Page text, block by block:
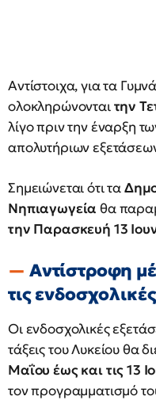
Αντίστοιχα, για τα
ολοκληρώνονταιτην
λίγο πριν την έναρξη
απολυτήριων
Σημειώνεται ότι τα
Νηπιαγωγεία θα
την Παρασκευή 13
Αντίστροφη
τις
Οι ενδοσχολικές
τάξεις του Λυκείου θα
Μαΐου έως και τις 13
τον προγραμματισμό